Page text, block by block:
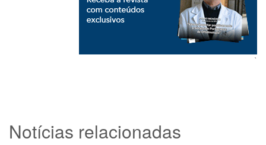
`
Notícias relacionadas